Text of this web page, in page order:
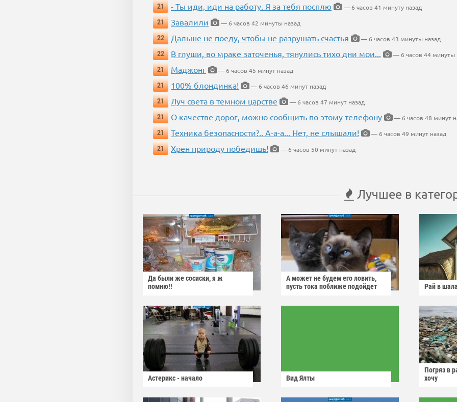
21 - Ты иди, иди на работу. Я за тебя посплю
— 6 часов 41 минуту назад
21
Завалили
— 6 часов 42 минуты назад
22
Дальше не поеду, чтобы не разрушать счастья
— 6 часов 43 минуты назад
22
В глуши, во мраке заточенья, тянулись тихо дни мои...
— 6 часов 44 минуты
21
Маджонг
— 6 часов 45 минут назад
21
100% блондинка!
— 6 часов 46 минут назад
21
Луч света в темном царстве
— 6 часов 47 минут назад
21
О качестве дорог, можно сообщить по этому телефону
— 6 часов 48 минут
21
Техника безопасности?.. А-а-а... Нет, не слышали!
— 6 часов 49 минут назад
21
Хрен природу победишь! — 6 часов 50 минут назад
Лучшее в
Да были же сосиски, я ж
помню!!
А может не будем его ловить,
пусть тока поближе подойдет
Рай в
Астерикс - начало Вид Ялты
Погряз в
хочу